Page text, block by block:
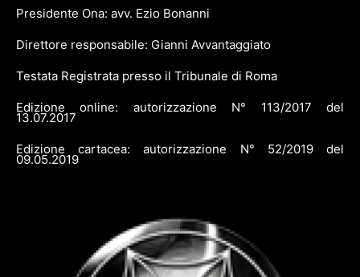
Presidente Ona: avv. Ezio Bonanni
Direttore responsabile: Gianni Avvantaggiato
Testata Registrata presso il Tribunale di Roma
Edizione online: autorizzazione N° 113/2017 del
13.07.2017
Edizione cartacea: autorizzazione N° 52/2019 del
09.05.2019